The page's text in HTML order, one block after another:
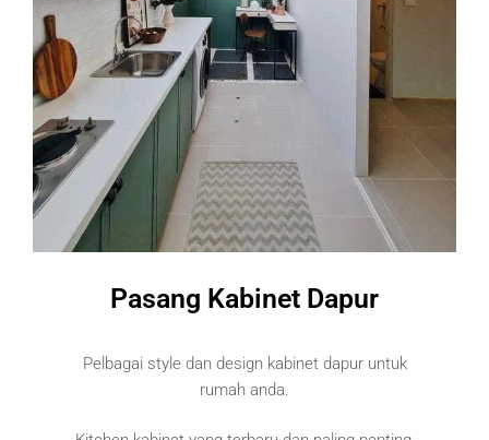
Pasang Kabinet Dapur
Pelbagai style dan design kabinet dapur untuk
rumah anda.